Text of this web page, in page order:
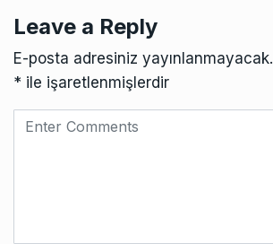
Leave a Reply
E-posta adresiniz yayınlanmayacak.
* ile işaretlenmişlerdir